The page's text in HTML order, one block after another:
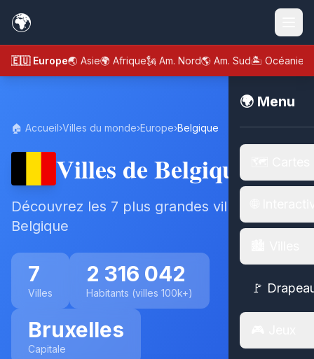
🌍
🇪🇺 Europe🌏 Asie🌍 Afrique🗽 Am. Nord🌎 Am. Sud🏝️ Océanie
🌍 Menu
🚩
🏠 Accueil›Villes du monde›Europe›Belgique
Villes de Belgique
Découvrez les 7 plus grandes villes de
Belgique
7
Villes
2 316 042
Habitants (villes 100k+)
Bruxelles
Capitale